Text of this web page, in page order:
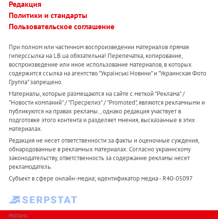
Редакция
Политики и стандарты
Пользовательское соглашение
При полном или частичном воспроизведении материалов прямая
гиперссылка на LB.ua обязательна! Перепечатка, копирование,
воспроизведение или иное использование материалов, в которых
содержится ссылка на агентство "Українськi Новини" и "Украинская Фото
Группа" запрещено.
Материалы, которые размещаются на сайте с меткой "Реклама" /
"Новости компаний" / "Пресрелиз" / "Promoted", являются рекламными и
публикуются на правах рекламы. , однако редакция участвует в
подготовке этого контента и разделяет мнения, высказанные в этих
материалах.
Редакция не несет ответственности за факты и оценочные суждения,
обнародованные в рекламных материалах. Согласно украинскому
законодательству, ответственность за содержание рекламы несет
рекламодатель.
Субъект в сфере онлайн-медиа; идентификатор медиа - R40-05097
РЕКЛАМА